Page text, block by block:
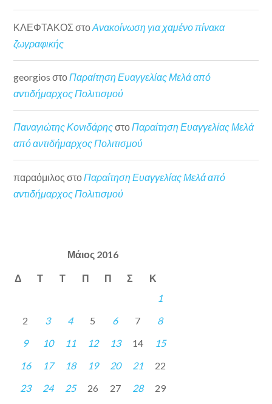
ΚΛΕΦΤΑΚΟΣ στοΑνακοίνωση για χαμένο πίνακα
ζωγραφικής
georgios στοΠαραίτηση Ευαγγελίας Μελά από
αντιδήμαρχος Πολιτισμού
Παναγιώτης ΚονιδάρηςστοΠαραίτηση Ευαγγελίας Μελά
από αντιδήμαρχος Πολιτισμού
παραόμιλος στο Παραίτηση Ευαγγελίας Μελά από
αντιδήμαρχος Πολιτισμού
Μάιος 2016
Δ Τ Τ Π Π Σ Κ
1
2
3 4 5 6 7
8
9
10 11 12 13 14
15
16
17 18 19 20 21
22
23
24 25 26 27 28
29